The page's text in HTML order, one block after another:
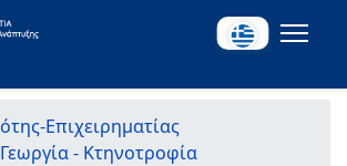
Επιχειρηματίας
- Κτηνοτροφία